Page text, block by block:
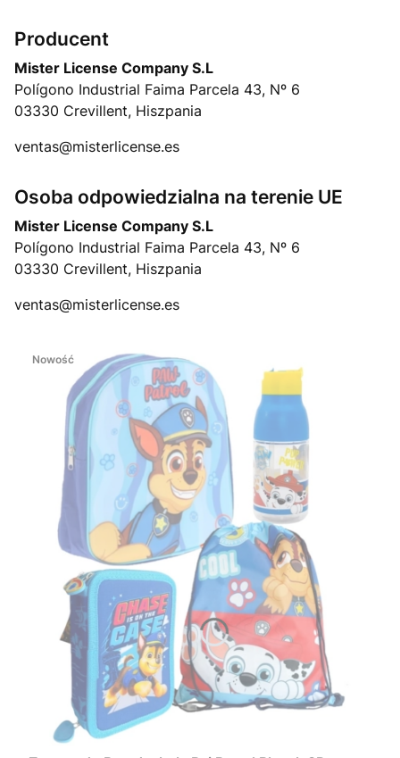
Producent
Mister License Company S.L
Polígono Industrial Faima Parcela 43, Nº 6
03330 Crevillent, Hiszpania
ventas@misterlicense.es
Osoba odpowiedzialna na terenie UE
Mister License Company S.L
Polígono Industrial Faima Parcela 43, Nº 6
03330 Crevillent, Hiszpania
ventas@misterlicense.es
Nowość